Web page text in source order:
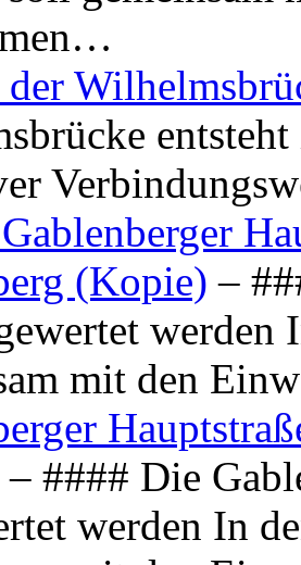
der
(Kopie) –
werden
mit den
– #### Die
werden In